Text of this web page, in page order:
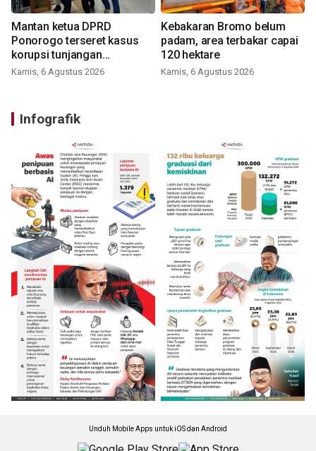
Mantan ketua DPRD
Ponorogo terseret kasus
korupsi tunjangan
perumahan
Kamis, 6 Agustus 2026
Kebakaran Bromo belum
padam, area terbakar capai
120 hektare
Kamis, 6 Agustus 2026
Infografik
Unduh Mobile Apps untuk iOS dan Android